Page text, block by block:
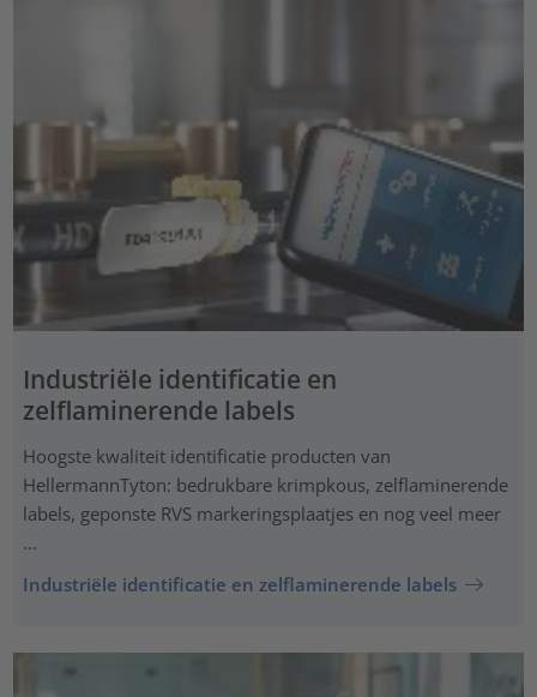
Industriële identificatie en
zelflaminerende labels
Hoogste kwaliteit identificatie producten van
HellermannTyton: bedrukbare krimpkous, zelflaminerende
labels, geponste RVS markeringsplaatjes en nog veel meer
...
Industriële identificatie en zelflaminerende labels